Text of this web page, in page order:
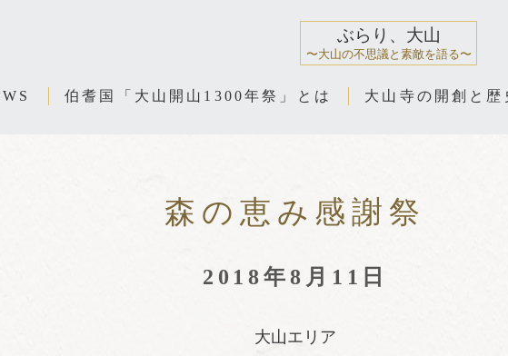
ぶらり、大山
〜大山の不思議と素敵を語る〜
伯耆国「大山開山1300年祭」とは 大山寺の開創と歴
森の恵み感謝祭
2018年8月11日
大山エリア